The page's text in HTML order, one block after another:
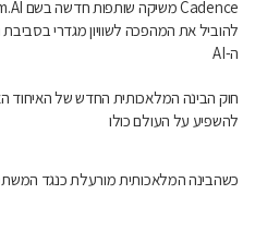
להוביל את המהפכה לשוויון מגדרי
ה-AI
חוק הבינה המלאכותית החדש של האיחוד
להשפיע על העולם כולו
כשהבינה המלאכותית מורעלת כנגד